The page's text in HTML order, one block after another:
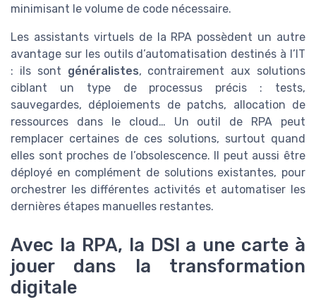
minimisant le volume de code nécessaire.
Les assistants virtuels de la RPA possèdent un autre
avantage sur les outils d’automatisation destinés à l’IT
: ils sont généralistes, contrairement aux solutions
ciblant un type de processus précis : tests,
sauvegardes, déploiements de patchs, allocation de
ressources dans le cloud… Un outil de RPA peut
remplacer certaines de ces solutions, surtout quand
elles sont proches de l’obsolescence. Il peut aussi être
déployé en complément de solutions existantes, pour
orchestrer les différentes activités et automatiser les
dernières étapes manuelles restantes.
Avec la RPA, la DSI a une carte à
jouer dans la transformation
digitale